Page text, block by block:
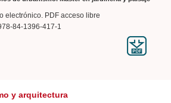
electrónico. PDF acceso libre
84-1396-417-1
y arquitectura